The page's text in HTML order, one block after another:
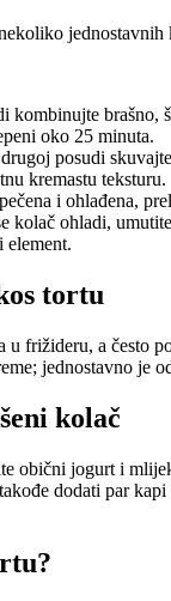
jednostavnih
kombinujte brašno,
oko 25 minuta.
posudi
kremastu teksturu.
i ohlađena,
kolač ohladi, umutite
element.
tortu
frižideru, a često
jednostavno je
kolač
obični jogurt i
dodati par